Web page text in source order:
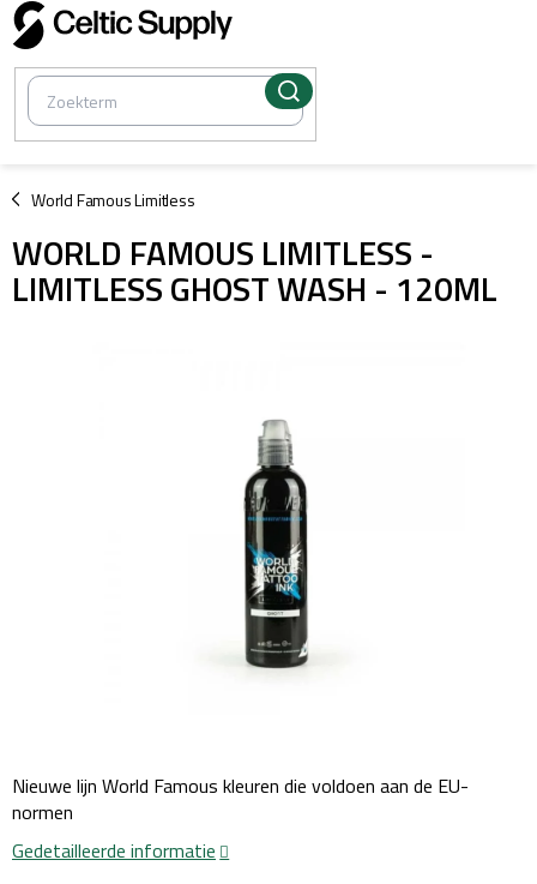
Overslaan
naar
inhoud
World Famous Limitless
/
WORLD FAMOUS LIMITLESS -
LIMITLESS GHOST WASH - 120ML
Nieuwe lijn World Famous kleuren die voldoen aan de EU-
normen
Gedetailleerde informatie